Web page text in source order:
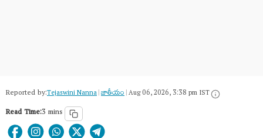
Reported by:Tejaswini Nanna|జాతీయం|Aug 06, 2026, 3:38 pm IST
Read Time:3 mins